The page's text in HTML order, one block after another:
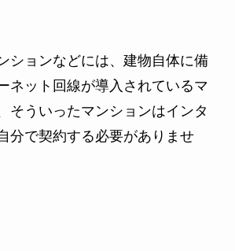
ションなどには、建物自体に備
ネット回線が導入されているマ
そういったマンションはインタ
分で契約する必要がありませ